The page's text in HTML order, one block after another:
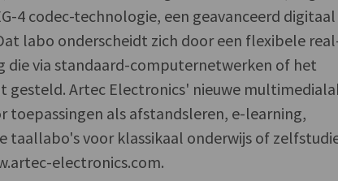
4 codec-technologie, een geavanceerd digitaal
labo onderscheidt zich door een flexibele
via standaard-computernetwerken of het
Artec Electronics' nieuwe
toepassingen als afstandsleren, e-learning,
voor klassikaal onderwijs of
electronics.com.